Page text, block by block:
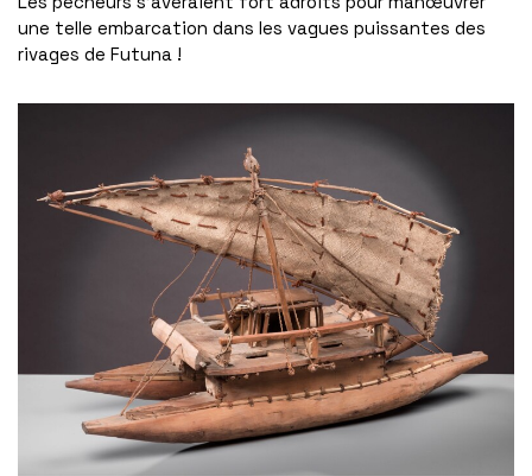
une telle embarcation dans les vagues puissantes des
rivages de Futuna !